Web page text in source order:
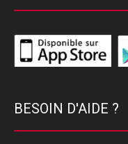
BESOIN D'AIDE ?